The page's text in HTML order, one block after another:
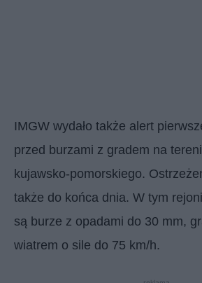
IMGW wydało także alert
przed burzami z gradem na
kujawsko-pomorskiego.
także do końca dnia. W tym
są burze z opadami do 30 mm,
wiatrem o sile do 75 km/h.